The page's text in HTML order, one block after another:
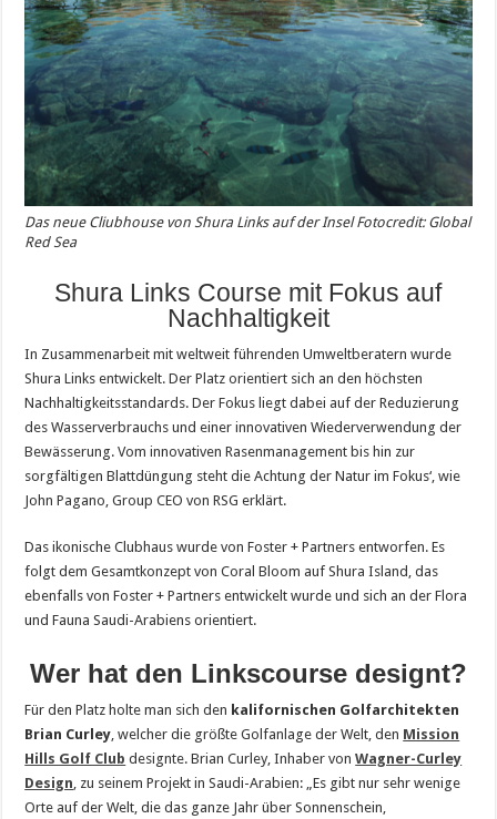
Das neue Cliubhouse von Shura Links auf der Insel Fotocredit: Global
Red Sea
Shura Links Course mit Fokus auf
Nachhaltigkeit
In Zusammenarbeit mit weltweit führenden Umweltberatern wurde
Shura Links entwickelt. Der Platz orientiert sich an den höchsten
Nachhaltigkeitsstandards. Der Fokus liegt dabei auf der Reduzierung
des Wasserverbrauchs und einer innovativen Wiederverwendung der
Bewässerung. Vom innovativen Rasenmanagement bis hin zur
sorgfältigen Blattdüngung steht die Achtung der Natur im Fokus‘, wie
John Pagano, Group CEO von RSG erklärt.
Das ikonische Clubhaus wurde von Foster + Partners entworfen. Es
folgt dem Gesamtkonzept von Coral Bloom auf Shura Island, das
ebenfalls von Foster + Partners entwickelt wurde und sich an der Flora
und Fauna Saudi-Arabiens orientiert.
Wer hat den Linkscourse designt?
Für den Platz holte man sich den kalifornischen Golfarchitekten
Brian Curley, welcher die größte Golfanlage der Welt, den Mission
Hills Golf Club designte. Brian Curley, Inhaber vonWagner-Curley
Design, zu seinem Projekt in Saudi-Arabien: „Es gibt nur sehr wenige
Orte auf der Welt, die das ganze Jahr über Sonnenschein,